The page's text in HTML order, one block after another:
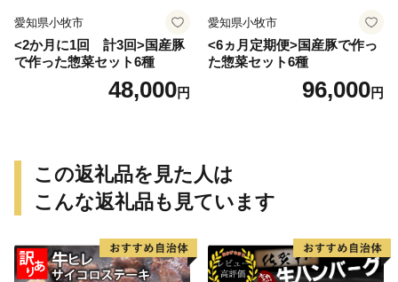
愛知県小牧市
<2か月に1回 計3回>国産豚
で作った惣菜セット6種
48,000円
愛知県小牧市
<6ヵ月定期便>国産豚で作っ
た惣菜セット6種
96,000円
この返礼品を見た人は
こんな返礼品も見ています